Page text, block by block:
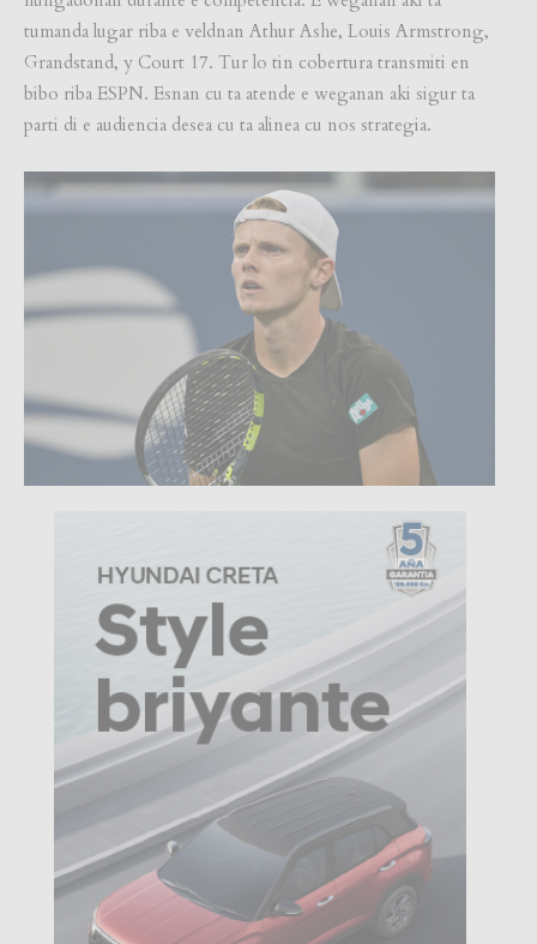
tumanda lugar riba e veldnan Athur Ashe, Louis Armstrong,
Grandstand, y Court 17. Tur lo tin cobertura transmiti en
bibo riba ESPN. Esnan cu ta atende e weganan aki sigur ta
parti di e audiencia desea cu ta alinea cu nos strategia.